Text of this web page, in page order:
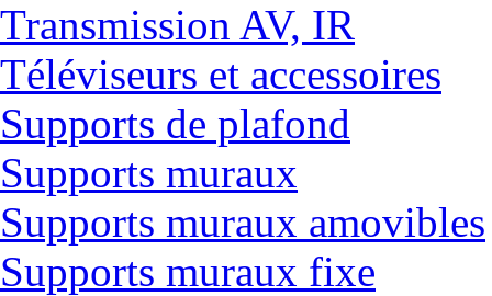
Transmission AV, IR
Téléviseurs et accessoires
Supports de plafond
Supports muraux
Supports muraux amovibles
Supports muraux fixe